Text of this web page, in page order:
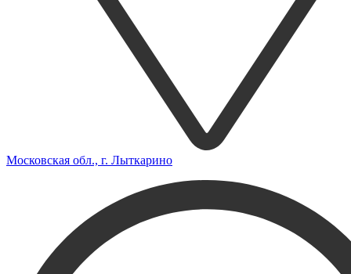
Московская обл., г. Лыткарино